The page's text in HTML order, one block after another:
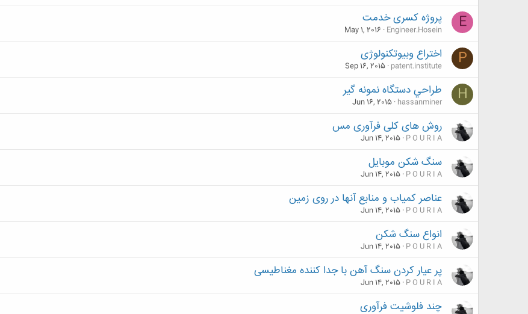
E پروژه کسری خدمت
Engineer.Hosein
May 1, 2016
P اختراع وبیوتکنولوژی
patent.institute
Sep 16, 2015
H طراحي دستگاه نمونه گير
hassanminer
Jun 16, 2015
روش های کلی فرآوری مس
P O U R I A
Jun 14, 2015
سنگ شکن موبایل
P O U R I A
Jun 14, 2015
عناصر کمیاب و منابع آنها در روی زمین
P O U R I A
Jun 14, 2015
انواع سنگ شکن
P O U R I A
Jun 14, 2015
پر عیار کردن سنگ آهن با جدا کننده مغناطیسی
P O U R I A
Jun 14, 2015
چند فلوشیت فرآوری